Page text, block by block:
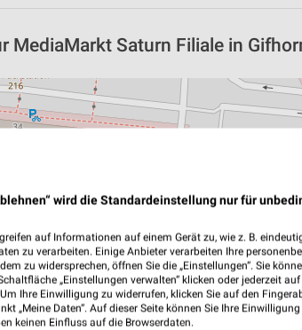
MediaMarkt Saturn Filiale in
wird die Standardeinstellung nur für
auf Informationen auf einem Gerät zu, wie z. B.
zu verarbeiten. Einige Anbieter verarbeiten Ihre
zu widersprechen, öffnen Sie die „Einstellungen“. Sie
„Einstellungen verwalten“ klicken oder jederzeit
Ihre Einwilligung zu widerrufen, klicken Sie auf den
„Meine Daten“. Auf dieser Seite können Sie Ihre
keinen Einfluss auf die Browserdaten.